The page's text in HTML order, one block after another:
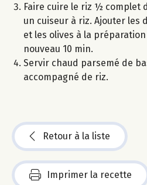
Faire cuire le riz ½ complet
un cuiseur à riz. Ajouter les
et les olives à la
nouveau 10 min.
Servir chaud parsemé de
accompagné de riz.
Retour à la liste
Imprimer la recette